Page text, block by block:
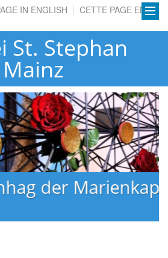
IN ENGLISH
CETTE PAGE EN
St. Stephan
Mainz
der Marienkapelle